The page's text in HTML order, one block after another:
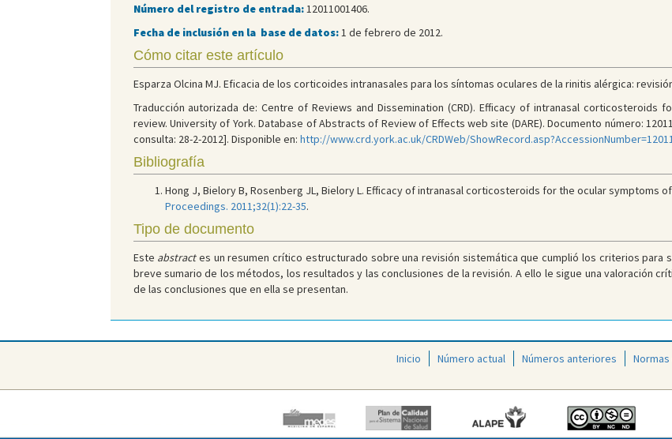
Número del registro de entrada:12011001406.
Fecha de inclusión en la base de datos:1 de febrero de 2012.
Cómo citar este artículo
Esparza Olcina MJ. Eficacia de los corticoides intranasales para los síntomas oculares de la rinitis alérgica:
Traducción autorizada de: Centre of Reviews and Dissemination (CRD). Efficacy of intranasal
review. University of York. Database of Abstracts of Review of Effects web site (DARE). Documento número:
consulta: 28-2-2012]. Disponible en: http://www.crd.york.ac.uk/CRDWeb/
Bibliografía
Hong J, Bielory B, Rosenberg JL, Bielory L. Efficacy of intranasal corticosteroids for the ocular symptoms
Proceedings. 2011;32(1):22-35.
Tipo de documento
Este abstractes un resumen crítico estructurado sobre una revisión sistemática que cumplió los criterios para
breve sumario de los métodos, los resultados y las conclusiones de la revisión. A ello le sigue una valoración
de las conclusiones que en ella se presentan.
Inicio Número actual Números anteriores